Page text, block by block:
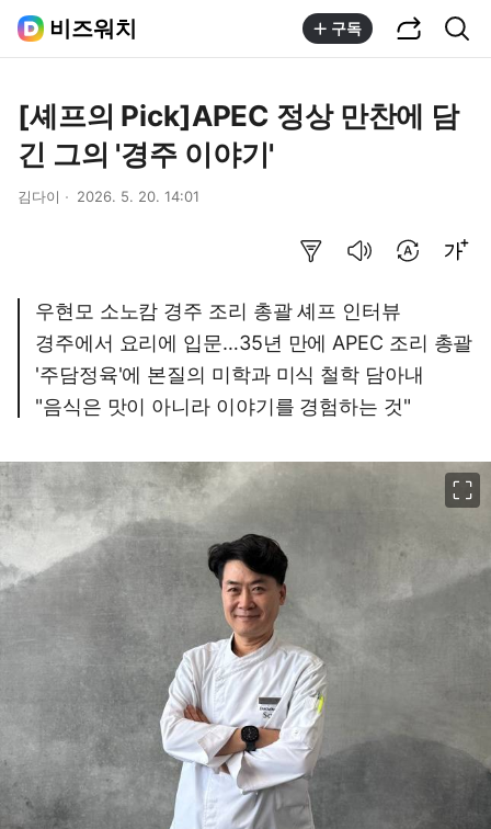
비즈워치 구독
[셰프의 Pick]APEC 정상 만찬에 담
긴 그의 '경주 이야기'
김다이 2026. 5. 20. 14:01
우현모 소노캄 경주 조리 총괄 셰프 인터뷰
경주에서 요리에 입문…35년 만에 APEC 조리 총괄
'주담정육'에 본질의 미학과 미식 철학 담아내
"음식은 맛이 아니라 이야기를 경험하는 것"